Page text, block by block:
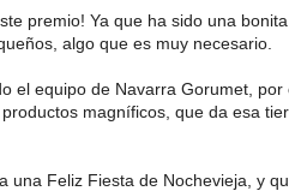
premio! Ya que ha sido una
algo que es muy necesario.
el equipo de Navarra Gorumet,
magníficos, que da esa
una Feliz Fiesta de Nochevieja, y